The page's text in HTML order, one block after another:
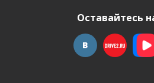
Оставайтесь